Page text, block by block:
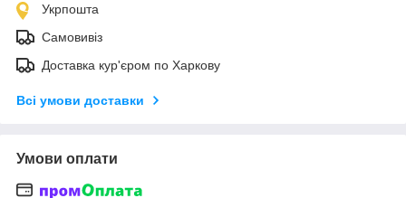
Укрпошта
Самовивіз
Доставка кур'єром по Харкову
Всі умови доставки
Умови оплати